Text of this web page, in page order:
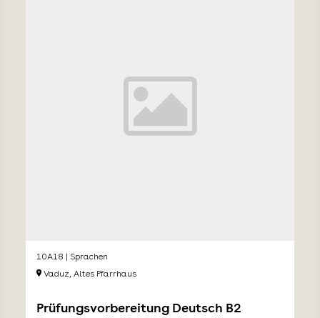
10A18 | Sprachen
Vaduz, Altes Pfarrhaus
Prüfungsvorbereitung Deutsch B2